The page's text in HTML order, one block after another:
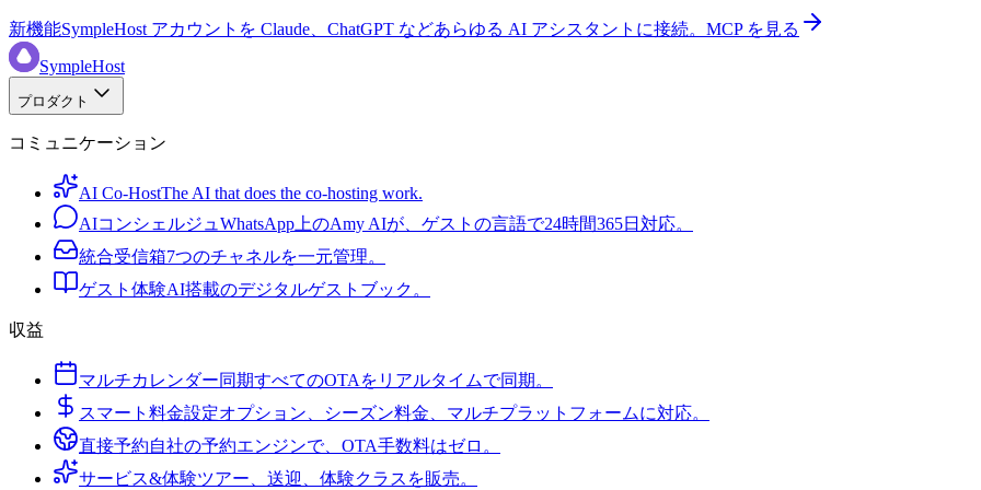
新機能SympleHost アカウントを Claude、ChatGPT などあらゆる AI アシスタントに接続。 MCP を見る
SympleHost
プロダクト
コミュニケーション
AI Co-HostThe AI that does the co-hosting work.
AIコンシェルジュ WhatsApp上のAmy AIが、ゲストの言語で24時間365日対応。
統合受信箱7つのチャネルを一元管理。
ゲスト体験AI搭載のデジタルゲストブック。
収益
マルチカレンダー同期すべてのOTAをリアルタイムで同期。
スマート料金設定オプション、シーズン料金、マルチプラットフォームに対応。
直接予約自社の予約エンジンで、OTA手数料はゼロ。
サービス&体験ツアー、送迎、体験クラスを販売。